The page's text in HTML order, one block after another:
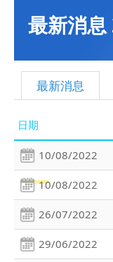
最新消
最新消息
日期
10/08/2022
10/08/2022
26/07/2022
29/06/2022